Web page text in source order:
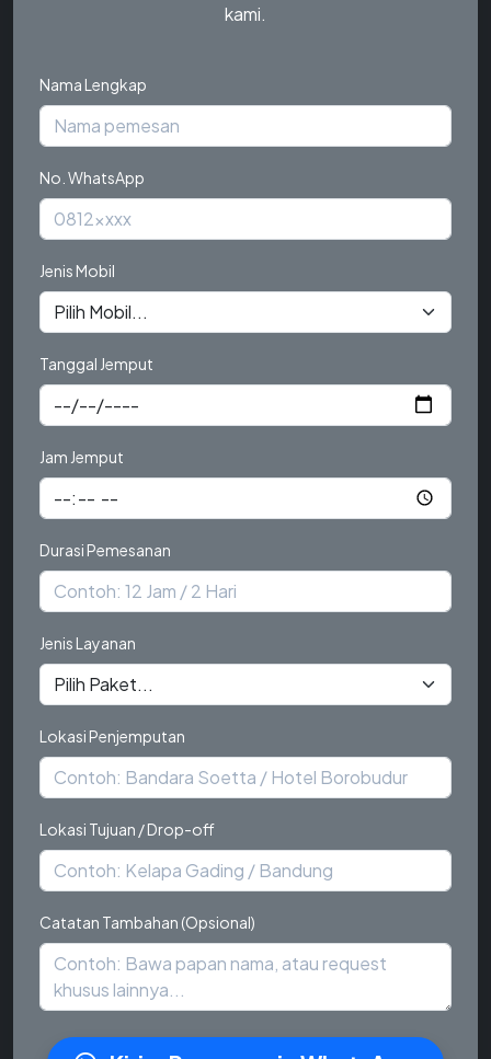
kami.
Nama Lengkap
No. WhatsApp
Jenis Mobil
Tanggal Jemput
Jam Jemput
Durasi Pemesanan
Jenis Layanan
Lokasi Penjemputan
Lokasi Tujuan / Drop-off
Catatan Tambahan (Opsional)